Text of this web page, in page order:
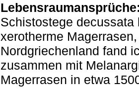
Schistostege
xerotherme
Nordgriechenland fand
zusammen mit
Magerrasen in etwa